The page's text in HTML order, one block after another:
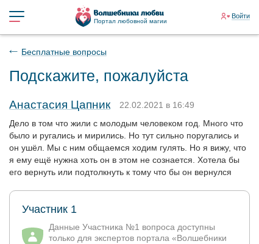
Портал любовной магии
Войти
Бесплатные вопросы
Подскажите, пожалуйста
Анастасия Цапник
22.02.2021 в 16:49
Дело в том что жили с молодым человеком год. Много что
было и ругались и мирились. Но тут сильно поругались и
он ушёл. Мы с ним общаемся ходим гулять. Но я вижу, что
я ему ещё нужна хоть он в этом не сознается. Хотела бы
его вернуть или подтолкнуть к тому что бы он вернулся
Участник 1
Данные Участника №1 вопроса доступны
только для экспертов портала «Волшебники